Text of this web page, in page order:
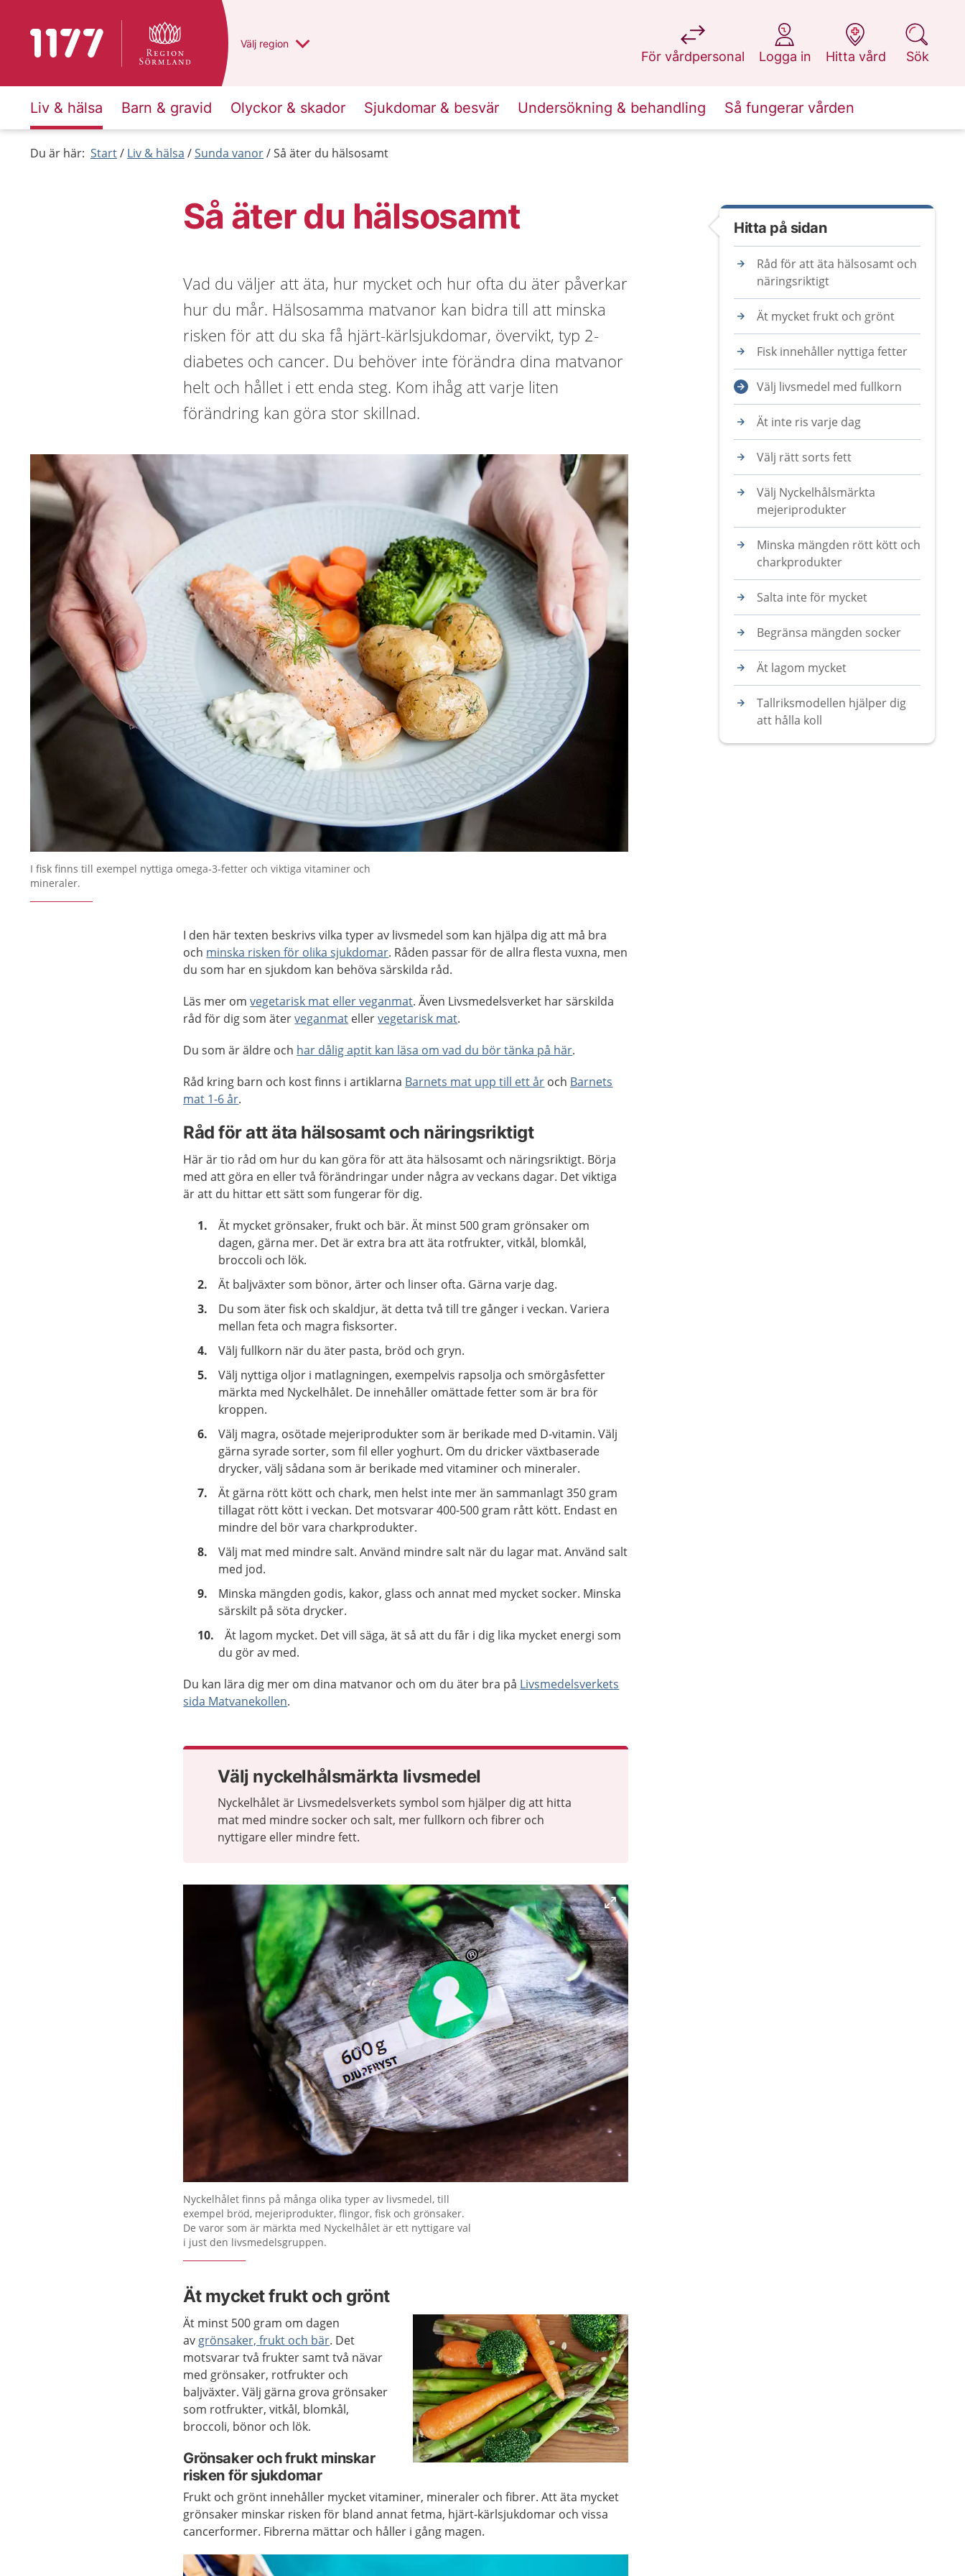
Till startsidan för 1177 Du har valt region
Välj en annan
region
För vårdpersonal
på 1177.se
Logga in
på 1177.se
Hitta vård
på 1177.se
Sök
på 1177.se
Liv & hälsa Barn & gravid Olyckor & skador Sjukdomar & besvär Undersökning & behandling Så fungerar vården
Du är här: Start Liv & hälsa Sunda vanor Så äter du hälsosamt
Så äter du hälsosamt
Vad du väljer att äta, hur mycket och hur ofta du äter påverkar
hur du mår. Hälsosamma matvanor kan bidra till att minska
risken för att du ska få hjärt-kärlsjukdomar, övervikt, typ 2-
diabetes och cancer. Du behöver inte förändra dina matvanor
helt och hållet i ett enda steg. Kom ihåg att varje liten
förändring kan göra stor skillnad.
I fisk finns till exempel nyttiga omega-3-fetter och viktiga vitaminer och
mineraler.
I den här texten beskrivs vilka typer av livsmedel som kan hjälpa dig att må bra
och minska risken för olika sjukdomar. Råden passar för de allra flesta vuxna, men
du som har en sjukdom kan behöva särskilda råd.
Läs mer omvegetarisk mat eller veganmat. Även Livsmedelsverket har särskilda
råd för dig som äterveganmat ellervegetarisk mat.
Du som är äldre och har dålig aptit kan läsa om vad du bör tänka på här.
Råd kring barn och kost finns i artiklarna Barnets mat upp till ett år och Barnets
mat 1-6 år.
Råd för att äta hälsosamt och näringsriktigt
Här är tio råd om hur du kan göra för att äta hälsosamt och näringsriktigt. Börja
med att göra en eller två förändringar under några av veckans dagar. Det viktiga
är att du hittar ett sätt som fungerar för dig.
Ät mycket grönsaker, frukt och bär. Ät minst 500 gram grönsaker om
dagen, gärna mer. Det är extra bra att äta rotfrukter, vitkål, blomkål,
broccoli och lök.
Ät baljväxter som bönor, ärter och linser ofta. Gärna varje dag.
Du som äter fisk och skaldjur, ät detta två till tre gånger i veckan. Variera
mellan feta och magra fisksorter.
Välj fullkorn när du äter pasta, bröd och gryn.
Välj nyttiga oljor i matlagningen, exempelvis rapsolja och smörgåsfetter
märkta med Nyckelhålet. De innehåller omättade fetter som är bra för
kroppen.
Välj magra, osötade mejeriprodukter som är berikade med D-vitamin. Välj
gärna syrade sorter, som fil eller yoghurt. Om du dricker växtbaserade
drycker, välj sådana som är berikade med vitaminer och mineraler.
Ät gärna rött kött och chark, men helst inte mer än sammanlagt 350 gram
tillagat rött kött i veckan. Det motsvarar 400-500 gram rått kött. Endast en
mindre del bör vara charkprodukter.
Välj mat med mindre salt. Använd mindre salt när du lagar mat. Använd salt
med jod.
Minska mängden godis, kakor, glass och annat med mycket socker. Minska
särskilt på söta drycker.
Ät lagom mycket. Det vill säga, ät så att du får i dig lika mycket energi som
du gör av med.
Du kan lära dig mer om dina matvanor och om du äter bra på Livsmedelsverkets
sida Matvanekollen.
Välj nyckelhålsmärkta livsmedel
Nyckelhålet är Livsmedelsverkets symbol som hjälper dig att hitta
mat med mindre socker och salt, mer fullkorn och fibrer och
nyttigare eller mindre fett.
Förstora bilden
Nyckelhålet finns på många olika typer av livsmedel, till
exempel bröd, mejeriprodukter, flingor, fisk och grönsaker.
De varor som är märkta med Nyckelhålet är ett nyttigare val
i just den livsmedelsgruppen.
Ät mycket frukt och grönt
Ät minst 500 gram om dagen
av grönsaker, frukt och bär. Det
motsvarar två frukter samt två nävar
med grönsaker, rotfrukter och
baljväxter. Välj gärna grova grönsaker
som rotfrukter, vitkål, blomkål,
broccoli, bönor och lök.
Grönsaker och frukt minskar
risken för sjukdomar
Frukt och grönt innehåller mycket vitaminer, mineraler och fibrer. Att äta mycket
grönsaker minskar risken för bland annat fetma, hjärt-kärlsjukdomar och vissa
cancerformer. Fibrerna mättar och håller i gång magen.
Hitta på sidan
Råd för att äta hälsosamt och
näringsriktigt
Ät mycket frukt och grönt
Fisk innehåller nyttiga fetter
Välj livsmedel med fullkorn
Ät inte ris varje dag
Välj rätt sorts fett
Välj Nyckelhålsmärkta
mejeriprodukter
Minska mängden rött kött och
charkprodukter
Salta inte för mycket
Begränsa mängden socker
Ät lagom mycket
Tallriksmodellen hjälper dig
att hålla koll